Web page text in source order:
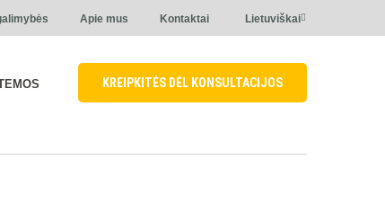
Apie mus Kontaktai Lietuviškai
KREIPKITĖS DĖL KONSULTACIJOS